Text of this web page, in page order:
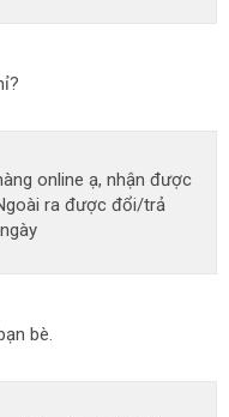
online ạ, nhận được
ra được đổi/trả
bè.